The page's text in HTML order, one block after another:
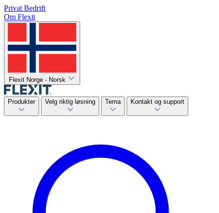
Privat Bedrift
Om Flexit
Flexit Norge - Norsk
Produkter Velg riktig løsning Tema Kontakt og support